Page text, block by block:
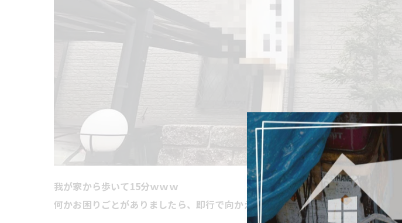
我が家から歩いて15分ｗｗｗ
何かお困りごとがありましたら、即行で向かえます (｀・ω・´)✨